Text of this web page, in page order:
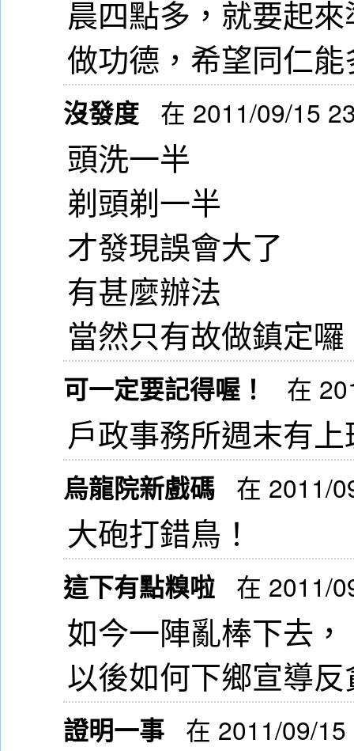
晨四點多，就要起
做功德，希望同仁
沒發度 在 2011/09/15
頭洗一半
剃頭剃一半
才發現誤會大了
有甚麼辦法
當然只有故做鎮定囉
可一定要記得喔！ 在
戶政事務所週末有
烏龍院新戲碼 在 2011/
大砲打錯鳥！
這下有點糗啦 在 2011/
如今一陣亂棒下去，
以後如何下鄉宣導
證明一事 在 2011/09/